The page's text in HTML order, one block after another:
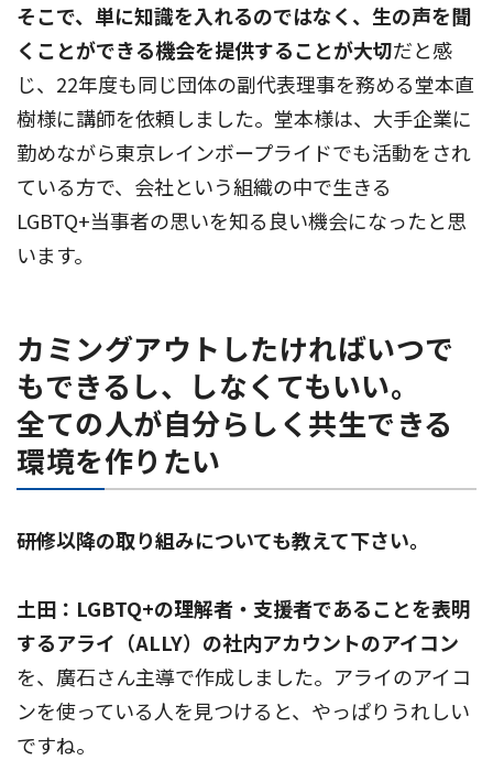
そこで、単に知識を入れるのではなく、生の声を聞
くことができる機会を提供することが大切だと感
じ、22年度も同じ団体の副代表理事を務める堂本直
樹様に講師を依頼しました。堂本様は、大手企業に
勤めながら東京レインボープライドでも活動をされ
ている方で、会社という組織の中で生きる
LGBTQ+当事者の思いを知る良い機会になったと思
います。
カミングアウトしたければいつで
もできるし、しなくてもいい。
全ての人が自分らしく共生できる
環境を作りたい
――研修以降の取り組みについても教えて下さい。
土田：LGBTQ+の理解者・支援者であることを表明
するアライ（ALLY）の社内アカウントのアイコン
を、廣石さん主導で作成しました。アライのアイコ
ンを使っている人を見つけると、やっぱりうれしい
ですね。